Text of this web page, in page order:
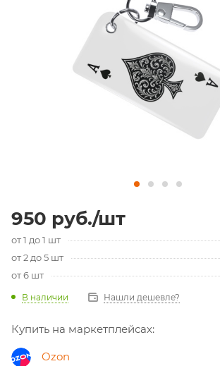
950 руб./шт
от 1 до 1 шт
от 2 до 5 шт
от 6 шт
В наличии Нашли дешевле?
Купить на маркетплейсах:
Ozon